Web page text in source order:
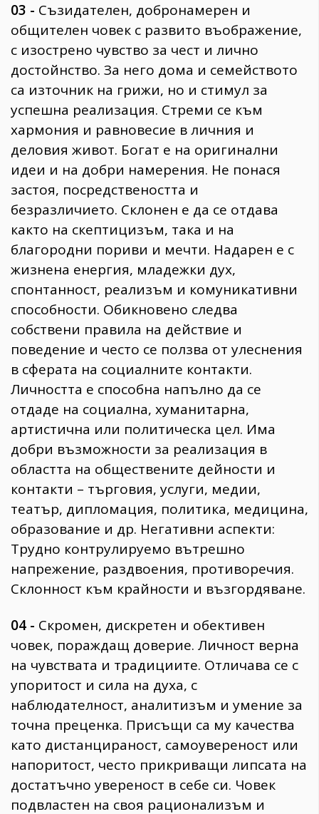
03 - Съзидателен, добронамерен и
общителен човек с развито въображение,
с изострено чувство за чест и лично
достойнство. За него дома и семейството
са източник на грижи, но и стимул за
успешна реализация. Стреми се към
хармония и равновесие в личния и
деловия живот. Богат е на оригинални
идеи и на добри намерения. Не понася
застоя, посредствеността и
безразличието. Склонен е да се отдава
както на скептицизъм, така и на
благородни пориви и мечти. Надарен е с
жизнена енергия, младежки дух,
спонтанност, реализъм и комуникативни
способности. Обикновено следва
собствени правила на действие и
поведение и често се ползва от улеснения
в сферата на социалните контакти.
Личността е способна напълно да се
отдаде на социална, хуманитарна,
артистична или политическа цел. Има
добри възможности за реализация в
областта на обществените дейности и
контакти – търговия, услуги, медии,
театър, дипломация, политика, медицина,
образование и др. Негативни аспекти:
Трудно контрулируемо вътрешно
напрежение, раздвоения, противоречия.
Склонност към крайности и възгордяване.
04 - Скромен, дискретен и обективен
човек, пораждащ доверие. Личност верна
на чувствата и традициите. Отличава се с
упоритост и сила на духа, с
наблюдателност, аналитизъм и умение за
точна преценка. Присъщи са му качества
като дистанцираност, самоувереност или
напоритост, често прикриващи липсата на
достатъчно увереност в себе си. Човек
подвластен на своя рационализъм и